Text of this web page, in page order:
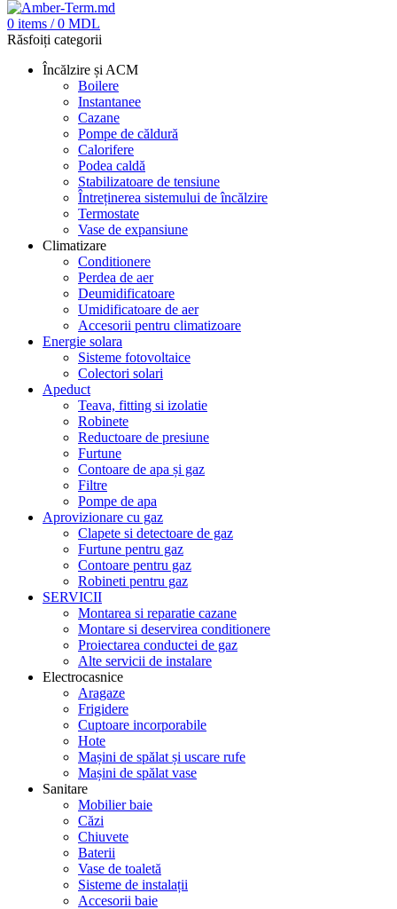
0 items / 0 MDL
Răsfoiți categorii
Încălzire și ACM
Boilere
Instantanee
Cazane
Pompe de căldură
Calorifere
Podea caldă
Stabilizatoare de tensiune
Întreținerea sistemului de încălzire
Termostate
Vase de expansiune
Climatizare
Conditionere
Perdea de aer
Deumidificatoare
Umidificatoare de aer
Accesorii pentru climatizoare
Energie solara
Sisteme fotovoltaice
Colectori solari
Apeduct
Teava, fitting si izolatie
Robinete
Reductoare de presiune
Furtune
Contoare de apa și gaz
Filtre
Pompe de apa
Aprovizionare cu gaz
Clapete si detectoare de gaz
Furtune pentru gaz
Contoare pentru gaz
Robineti pentru gaz
SERVICII
Montarea si reparatie cazane
Montare si deservirea conditionere
Proiectarea conductei de gaz
Alte servicii de instalare
Electrocasnice
Aragaze
Frigidere
Cuptoare incorporabile
Hote
Mașini de spălat și uscare rufe
Mașini de spălat vase
Sanitare
Mobilier baie
Căzi
Chiuvete
Baterii
Vase de toaletă
Sisteme de instalații
Accesorii baie